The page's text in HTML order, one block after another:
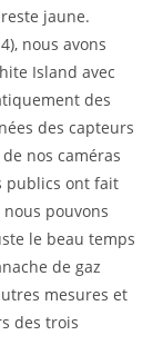
jaune.
nous avons
Island avec
des
des capteurs
nos caméras
publics ont fait
pouvons
le beau temps
de gaz
mesures et
des trois